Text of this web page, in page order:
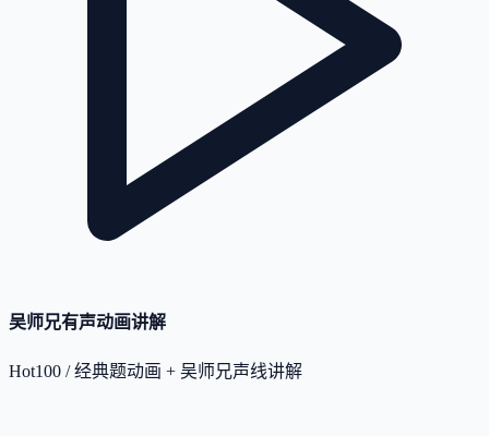
吴师兄有声动画讲解
Hot100 / 经典题动画 + 吴师兄声线讲解